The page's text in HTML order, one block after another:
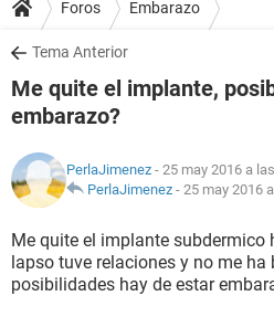
SALUD
FAMILIA
NUTRICIÓN
SEXUALIDAD
Foros Embarazo
Tema Anterior
Me quite el implante,
embarazo?
PerlaJimenez - 25 may 2016 a
PerlaJimenez - 25 may 2016
Me quite el implante subdermico
lapso tuve relaciones y no me ha
posibilidades hay de estar